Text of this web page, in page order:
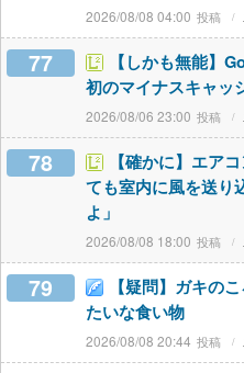
2026/08/08 04:00
77
【しかも無能】
初のマイナスキャッ
2026/08/06 23:00
78
【確かに】エア
ても室内に風を送り
よ」
2026/08/08 18:00
79
【疑問】ガキの
たいな食い物
2026/08/08 20:44